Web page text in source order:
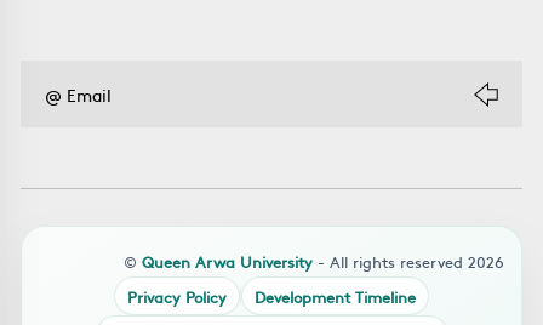
© Queen Arwa University - All rights reserved 2026
Privacy Policy
Development Timeline